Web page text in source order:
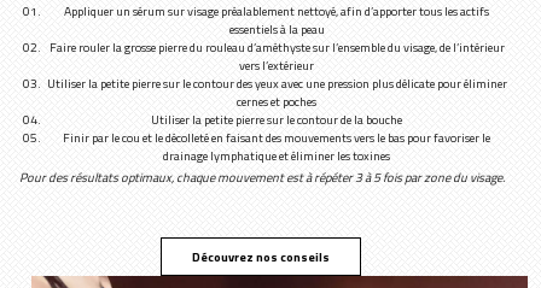
Appliquer un sérum sur visage préalablement nettoyé, afin d’apporter tous les actifs
essentiels à la peau
Faire rouler la grosse pierre du rouleau d’améthyste sur l’ensemble du visage, de l’intérieur
vers l’extérieur
Utiliser la petite pierre sur le contour des yeux avec une pression plus délicate pour éliminer
cernes et poches
Utiliser la petite pierre sur le contour de la bouche
Finir par le cou et le décolleté en faisant des mouvements vers le bas pour favoriser le
drainage lymphatique et éliminer les toxines
Pour des résultats optimaux, chaque mouvement est à répéter 3 à 5 fois par zone du visage.
Découvrez nos conseils